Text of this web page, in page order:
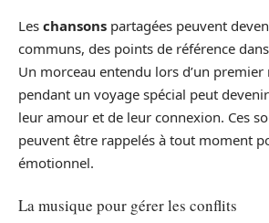
Les chansons partagées peuvent
communs, des points de référence
Un morceau entendu lors d’un premier
pendant un voyage spécial peut
leur amour et de leur connexion. Ces
peuvent être rappelés à tout moment
émotionnel.
La musique pour gérer les conflits